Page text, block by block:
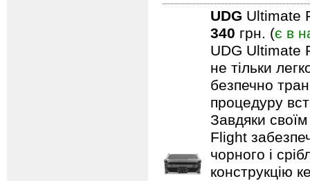
UDG Ultimate
340 грн. (є в
UDG Ultimate
не тільки
безпечно
процедуру
Завдяки
Flight
чорного і
конструкцію